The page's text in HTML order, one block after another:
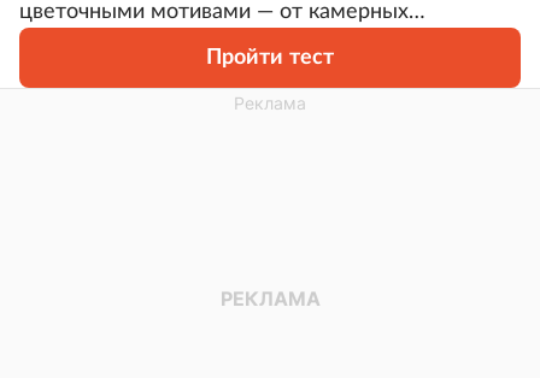
цветочными мотивами — от камерных
натюрмортов до ярких декоративных
композиций. Мы продолжаем цикл тестов и
предлагаем снова выбрать картины, которые
Пройти тест